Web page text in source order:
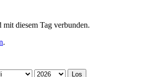
diesem Tag verbunden.
.